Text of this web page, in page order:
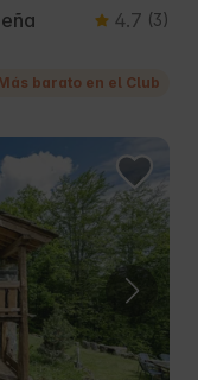
4.7 (3)
barato en el Club